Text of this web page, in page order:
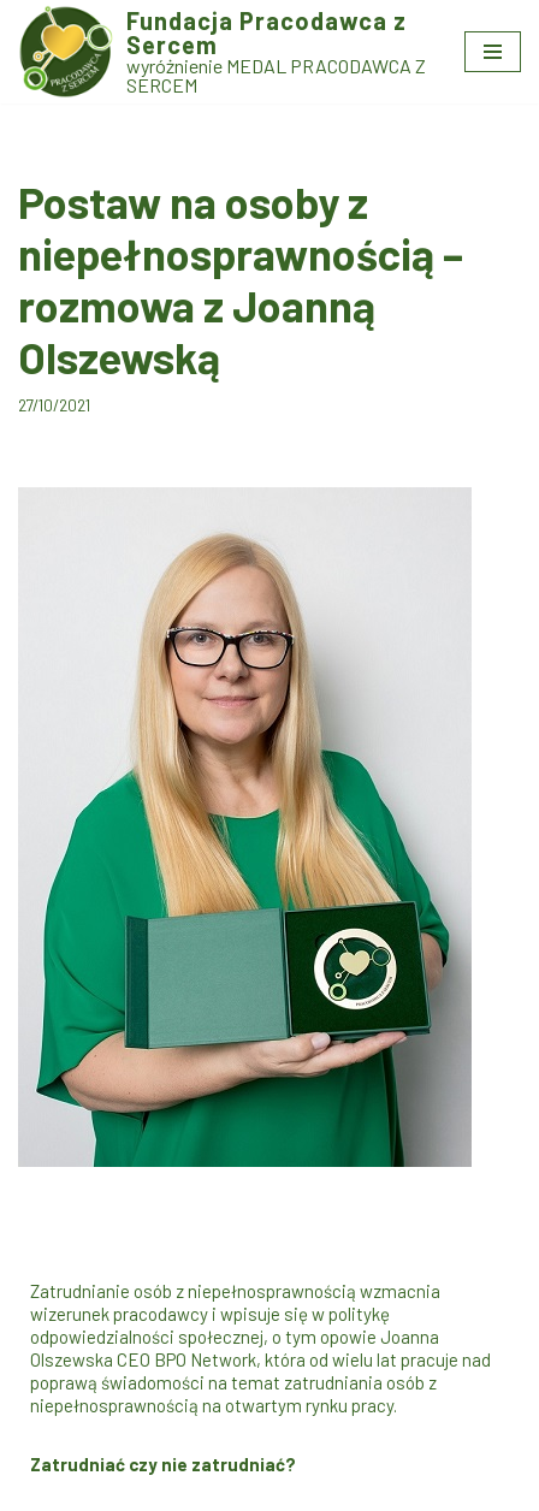
Przejdź
do
Fundacja Pracodawca z
Sercem
wyróżnienie MEDAL PRACODAWCA Z
SERCEM
Postaw na osoby z
niepełnosprawnością –
rozmowa z Joanną
Olszewską
27/10/2021
Zatrudnianie osób z niepełnosprawnością wzmacnia
wizerunek pracodawcy i wpisuje się w politykę
odpowiedzialności społecznej, o tym opowie Joanna
Olszewska CEO BPO Network, która od wielu lat pracuje nad
poprawą świadomości na temat zatrudniania osób z
niepełnosprawnością na otwartym rynku pracy.
Zatrudniać czy nie zatrudniać?